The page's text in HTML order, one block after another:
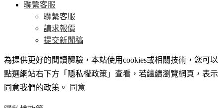
聯繫客服
聯繫客服
請求報價
提交新聞稿
為提供更好的閱讀體驗，本站使用cookies或相關技術，您可以
點選網站右下方「隱私權政策」查看，若繼續瀏覽網頁，表示
同意我們的政策。
同意